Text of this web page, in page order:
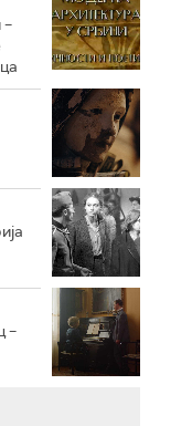
ТРЕЗОР
МУЗИКА
ПОЛЕТАРАЦ
–
–